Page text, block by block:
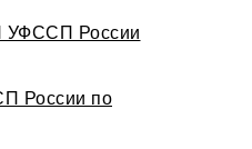
УФССП России
России по